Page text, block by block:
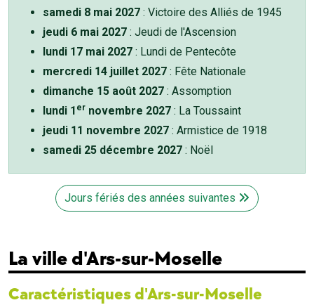
samedi 8 mai 2027 : Victoire des Alliés de 1945
jeudi 6 mai 2027 : Jeudi de l'Ascension
lundi 17 mai 2027 : Lundi de Pentecôte
mercredi 14 juillet 2027 : Fête Nationale
dimanche 15 août 2027 : Assomption
lundi 1 er novembre 2027 : La Toussaint
jeudi 11 novembre 2027 : Armistice de 1918
samedi 25 décembre 2027 : Noël
Jours fériés des années suivantes
La ville d'Ars-sur-Moselle
Caractéristiques d'Ars-sur-Moselle